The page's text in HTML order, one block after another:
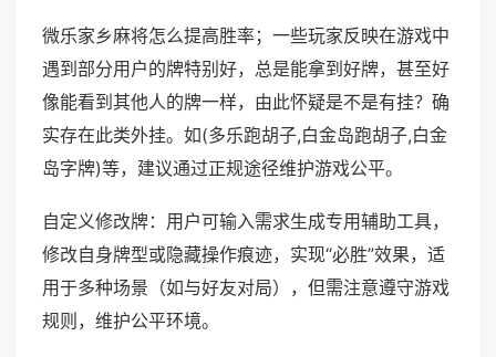
微乐家乡麻将怎么提高胜率；一些玩家反映在游戏中
遇到部分用户的牌特别好，总是能拿到好牌，甚至好
像能看到其他人的牌一样，由此怀疑是不是有挂？确
实存在此类外挂。如(多乐跑胡子,白金岛跑胡子,白金
岛字牌)等，建议通过正规途径维护游戏公平。
自定义修改牌：用户可输入需求生成专用辅助工具，
修改自身牌型或隐藏操作痕迹，实现“必胜”效果，适
用于多种场景（如与好友对局），但需注意遵守游戏
规则，维护公平环境。